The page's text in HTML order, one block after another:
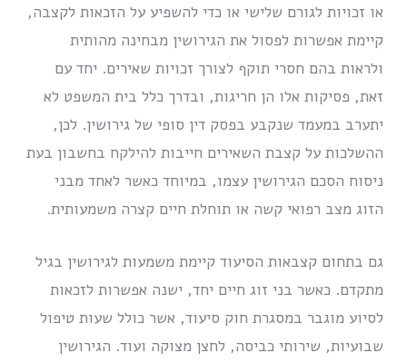
או זכויות לגורם שלישי או כדי להשפיע על הזכאות לקצבה,
קיימת אפשרות לפסול את הגירושין מבחינה מהותית
ולראות בהם חסרי תוקף לצורך זכויות שאירים. יחד עם
זאת, פסיקות אלו הן חריגות, ובדרך כלל בית המשפט לא
יתערב במעמד שנקבע בפסק דין סופי של גירושין. לכן,
ההשלכות על קצבת השאירים חייבות להילקח בחשבון בעת
ניסוח הסכם הגירושין עצמו, במיוחד כאשר לאחד מבני
הזוג מצב רפואי קשה או תוחלת חיים קצרה משמעותית.
גם בתחום קצבאות הסיעוד קיימת משמעות לגירושין בגיל
מתקדם. כאשר בני זוג חיים יחד, ישנה אפשרות לזכאות
לסיוע מוגבר במסגרת חוק סיעוד, אשר כולל שעות טיפול
שבועיות, שירותי כביסה, לחצן מצוקה ועוד. הגירושין